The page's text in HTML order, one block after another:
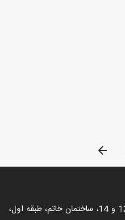
مطب: تهران، گیشا، بین خیابان 12 و 14، ساختمان خاتم، طبقه اول،